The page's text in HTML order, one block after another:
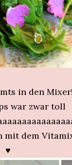
in den Mixer!
war zwar toll
mit dem
♥